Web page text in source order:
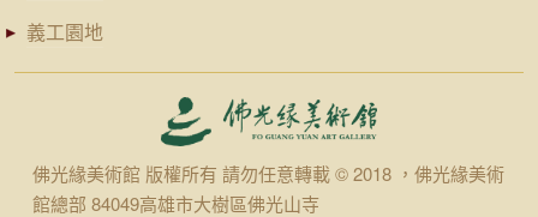
義工園地
佛光緣美術館 版權所有 請勿任意轉載 © 2018 ，佛光緣美術
館總部 84049高雄市大樹區佛光山寺